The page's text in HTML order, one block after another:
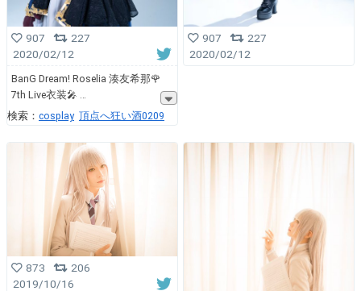
907
227
2020/02/12
BanG Dream! Roselia 湊友希那🌹
7th Live衣装🎤
検索： cosplay 頂点へ狂い酒0209
907
227
2020/02/12
873
206
2019/10/16